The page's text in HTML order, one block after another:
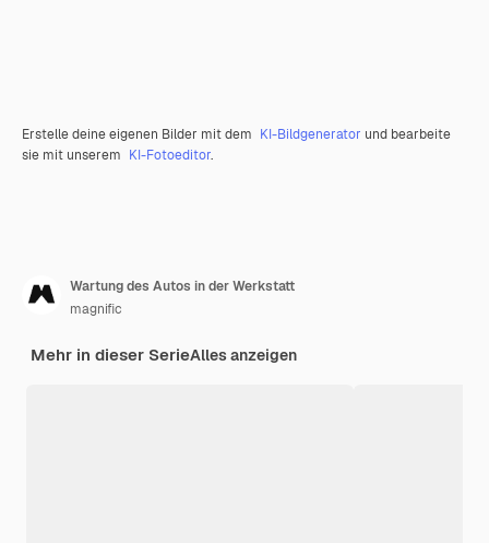
Erstelle deine eigenen Bilder mit dem KI-Bildgenerator und bearbeite
sie mit unserem KI-Fotoeditor.
Wartung des Autos in der Werkstatt
magnific
Mehr in dieser SerieAlles anzeigen